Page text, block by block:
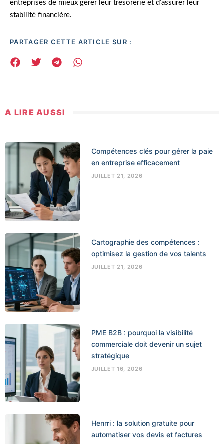
entreprises de mieux gérer leur trésorerie et d’assurer leur
stabilité financière.
PARTAGER CETTE ARTICLE SUR :
A LIRE AUSSI
Compétences clés pour gérer la paie
en entreprise efficacement
JUILLET 21, 2026
Cartographie des compétences :
optimisez la gestion de vos talents
JUILLET 21, 2026
PME B2B : pourquoi la visibilité
commerciale doit devenir un sujet
stratégique
JUILLET 16, 2026
Henrri : la solution gratuite pour
automatiser vos devis et factures